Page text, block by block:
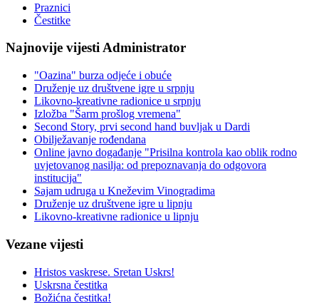
Praznici
Čestitke
Najnovije vijesti Administrator
"Oazina" burza odjeće i obuće
Druženje uz društvene igre u srpnju
Likovno-kreativne radionice u srpnju
Izložba "Šarm prošlog vremena"
Second Story, prvi second hand buvljak u Dardi
Obilježavanje rođendana
Online javno događanje "Prisilna kontrola kao oblik rodno
uvjetovanog nasilja: od prepoznavanja do odgovora
institucija"
Sajam udruga u Kneževim Vinogradima
Druženje uz društvene igre u lipnju
Likovno-kreativne radionice u lipnju
Vezane vijesti
Hristos vaskrese. Sretan Uskrs!
Uskrsna čestitka
Božićna čestitka!